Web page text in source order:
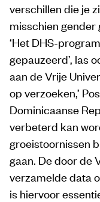
verschillen die je
misschien gender
‘Het DHS-
gepauzeerd’, las
aan de Vrije
op verzoeken,’
Dominicaanse
verbeterd kan
groeistoornissen
gaan. De door de
verzamelde data
is hiervoor